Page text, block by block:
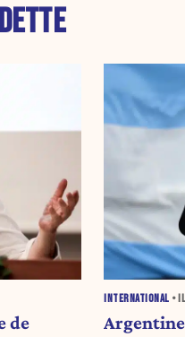
DETTE
de
INTERNATIONAL •